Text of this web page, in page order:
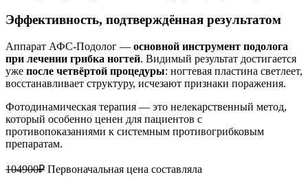
Эффективность, подтверждённая результатом
Аппарат АФС-Подолог — основной инструмент подолога
при лечении грибка ногтей. Видимый результат достигается
уже после четвёртой процедуры: ногтевая пластина светлеет,
восстанавливает структуру, исчезают признаки поражения.
Фотодинамическая терапия — это нелекарственный метод,
который особенно ценен для пациентов с
противопоказаниями к системным противогрибковым
препаратам.
104900₽ Первоначальная цена составляла